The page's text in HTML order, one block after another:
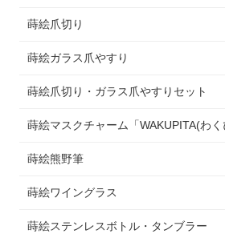
蒔絵爪切り
蒔絵ガラス爪やすり
蒔絵爪切り・ガラス爪やすりセット
蒔絵マスクチャーム「WAKUPITA(わく
蒔絵熊野筆
蒔絵ワイングラス
蒔絵ステンレスボトル・タンブラー